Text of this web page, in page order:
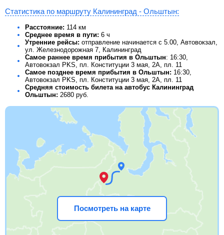
Статистика по маршруту Калининград - Ольштын:
Расстояние: 114 км
Среднее время в пути: 6 ч
Утренние рейсы: отправление начинается с 5.00, Автовокзал,
ул. Железнодорожная 7, Калининград
Самое раннее время прибытия в Ольштын: 16:30,
Автовокзал PKS, пл. Конституции 3 мая, 2А, пл. 11
Самое позднее время прибытия в Ольштын: 16:30,
Автовокзал PKS, пл. Конституции 3 мая, 2А, пл. 11
Средняя стоимость билета на автобус Калининград
Ольштын: 2680 руб.
Посмотреть на карте